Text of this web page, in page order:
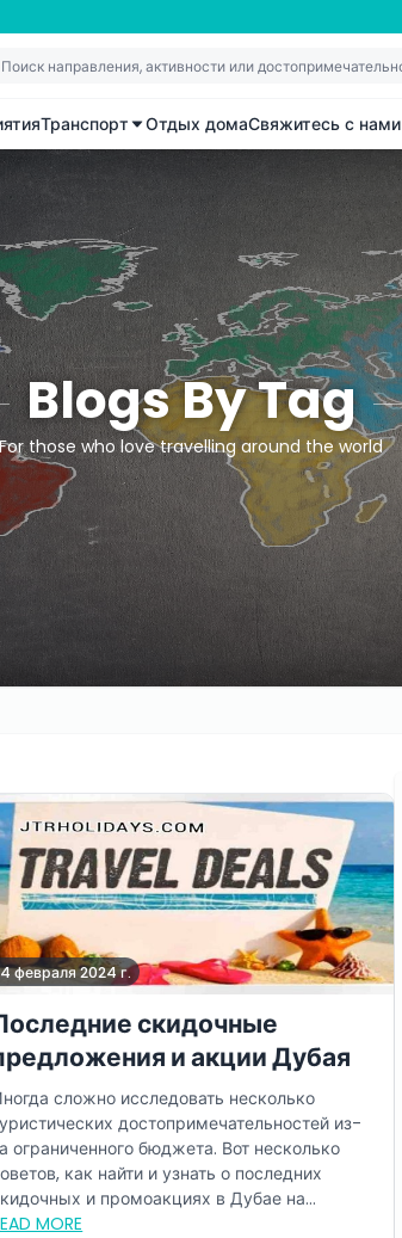
Транспорт Отдых домаСвяжитесь с нами
Blogs By Tag
For those who love travelling around the world
февраля 2024 г.
скидочные
и акции Дубая
сложно исследовать несколько
достопримечательностей из-
ограниченного бюджета. Вот несколько
как найти и узнать о последних
и промоакциях в Дубае на
MORE